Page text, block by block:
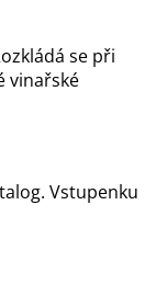
se při
vinařské
Vstupenku